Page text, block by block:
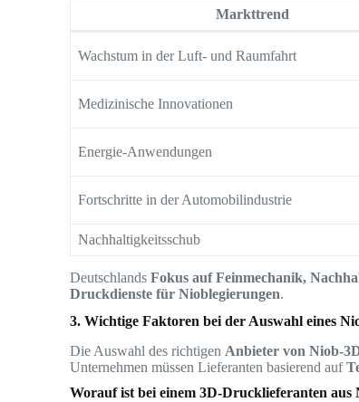
Markttrend
Wachstum in der Luft- und Raumfahrt
Medizinische Innovationen
Energie-Anwendungen
Fortschritte in der Automobilindustrie
Nachhaltigkeitsschub
DeutschlandsFokus auf Feinmechanik,
Druckdienste für Nioblegierungen.
3. Wichtige Faktoren bei der Auswahl eines
Die Auswahl des richtigen Anbieter von Niob-
Unternehmen müssen Lieferanten basierend auf
Worauf ist bei einem 3D-Drucklieferanten aus